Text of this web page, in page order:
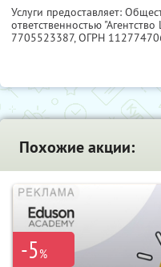
Услуги предоставляет:
ответственностью
7705523387, ОГРН
Похожие акции:
-5%